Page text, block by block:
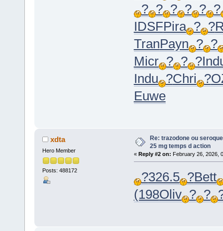
? ? ? ? ? ?
IDSFPira ? ?
TranPayn ? ?
Micr ? ? ?
Indu ?Chri ?
Euwe
xdta
Hero Member
Posts: 488172
Re: trazodone ou
25 mg temps d action
« Reply #2 on: February 26, 2026,
?326.5 ?Bett
(198Oliv ? ?